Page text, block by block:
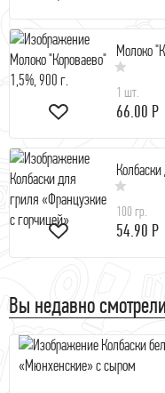
Молоко
1 шт.
66.00 Р
100 гр.
54.90 Р
Вы недавно